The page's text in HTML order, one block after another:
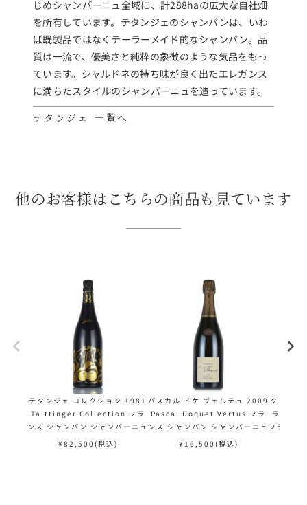
じめシャンパーニュ全域に、計288haの広大な自社畑
を所有しています。テタンジェのシャンパンは、いわ
ば既製品ではなくテーラーメイド的なシャンパン。品
質は一流で、優美さと純粋の象徴のような気品をもっ
ています。シャルドネの持ち味が良く出たエレガンス
に満ちたスタイルのシャンパーニュを造っています。
テタンジェ 一覧へ
他のお客様はこちらの商品も見ています
テタンジェ コレクション 1981
Taittinger Collection フラ
ンス シャンパン シャンパーニュ
¥ 82,500 (税込)
パスカル ドケ ヴェルテュ 2009
Pascal Doquet Vertus フラ
ンス シャンパン シャンパーニュ
¥ 16,500 (税込)
クリュッ
ラベル
フランス